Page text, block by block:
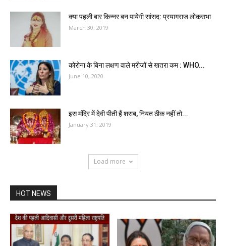
क्या पहली बार किन्नर बन पायेगी सांसद: प्रयागराज लोकसभा
March 30, 2019
कोरोना के बिना लक्षण वाले मरीजों से खतरा कम : WHO...
June 10, 2020
इस मंदिर में देवी पीती हैं शराब, नियत ठीक नहीं तो...
January 31, 2019
Load more
HOT NEWS